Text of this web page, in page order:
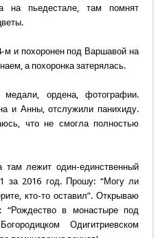
на пьедестале, там помнят
м и похоронен под Варшавой на
а похоронка затерялась.
медали, ордена, фотографии.
и Анны, отслужили панихиду.
что не смогла полностью
лежит один-единственный
2016 год. Прошу: “Могу ли
кто-то оставил”. Открываю
“Рождество в монастыре под
Одигитриевском